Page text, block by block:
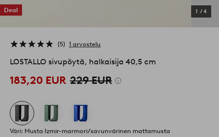
Deal 1 /4
5 1 arvostelu
LOSTALLO sivupöytä, halkaisija 40,5 cm
183,20 EUR 229 EUR
Väri: Musta Izmir-marmori/savunvärinen mattamusta